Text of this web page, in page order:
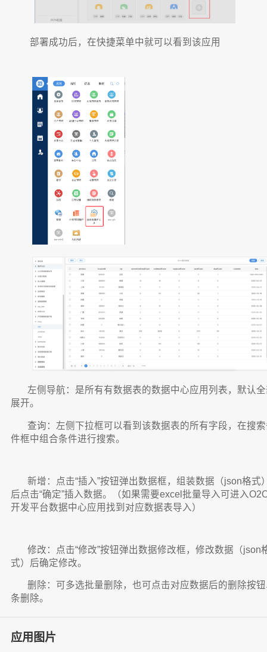
部署成功后，在快捷菜单中就可以看到该应用
左侧导航：是所有有数据表的数据中心应用列表，默认
展开。
查询：左侧下拉框可以看到该数据表的所有字段，在搜
件框中组合条件进行搜索。
新增：点击“插入”按钮弹出数据框，组装数据（json格式
后点击“确定”插入数据。（如果需要excel批量导入可进入
开发平台数据中心应用找到对应数据表导入）
修改：点击“修改”按钮弹出数据修改框，修改数据（json
式）后确定修改。
删除：可多选批量删除，也可点击对应数据后的删除按
条删除。
应用图片